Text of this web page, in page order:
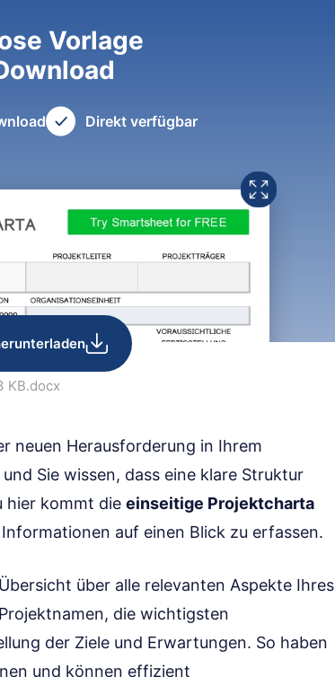
Vorlage
Direkt verfügbar
KB.docx
neuen Herausforderung in Ihrem
Sie wissen, dass eine klare Struktur
hier kommt die einseitige Projektcharta
auf einen Blick zu erfassen.
über alle relevanten Aspekte Ihres
die wichtigsten
der Ziele und Erwartungen. So haben
und können effizient